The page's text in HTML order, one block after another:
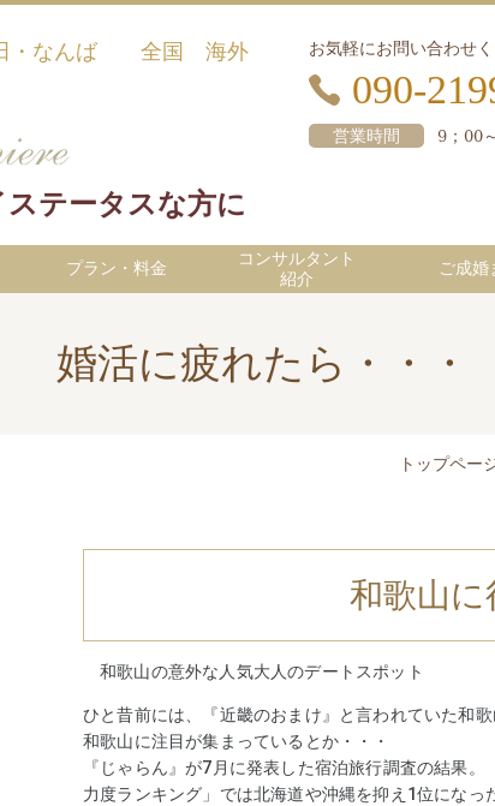
・なんば 全国 海外
ステータスな方に
お気軽にお問い
090-
営業時間 9；00
プラン・料金
コンサルタント
紹介
ご成婚
婚活に疲れたら・・・
トップペー
和歌山に
和歌山の意外な人気大人のデートスポット
ひと昔前には、『近畿のおまけ』と言われていた和
和歌山に注目が集まっているとか・・・
『じゃらん』が7月に発表した宿泊旅行調査の結果。
力度ランキング」では北海道や沖縄を抑え1位になっ